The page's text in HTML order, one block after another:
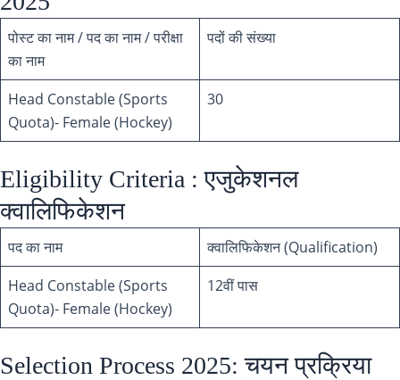
पोस्ट का नाम / पद का नाम / परीक्षा
का नाम
पदों की संख्या
Head Constable (Sports
Quota)- Female (Hockey)
30
Eligibility Criteria : एजुकेशनल
क्वालिफिकेशन
पद का नाम
क्वालिफिकेशन (Qualification)
Head Constable (Sports
Quota)- Female (Hockey)
12वीं पास
Selection Process 2025: चयन प्रक्रिया